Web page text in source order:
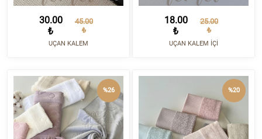
30.00
₺
45.00
₺
UÇAN KALEM
18.00
₺
25.00
₺
UÇAN KALEM İÇİ
%26 %20